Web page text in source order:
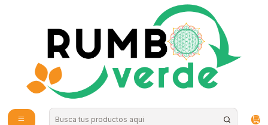
Envío gratis por compras sobre los 59.990 en la provincia de Santiago
Detox y Depuración